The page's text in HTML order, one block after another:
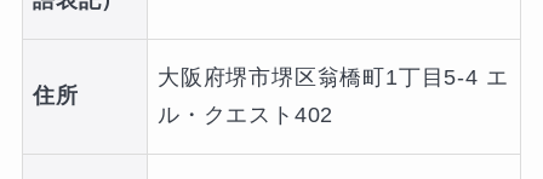
住所
大阪府堺市堺区翁橋町1丁目5-4 エ
ル・クエスト402